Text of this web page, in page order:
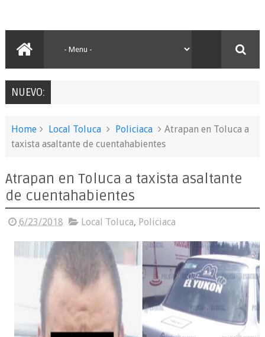
NUEVO:
Home Local Toluca Policiaca
Atrapan en Toluca a
taxista asaltante de cuentahabientes
Atrapan en Toluca a taxista asaltante
de cuentahabientes
6/23/2018 Local Toluca, Policiaca